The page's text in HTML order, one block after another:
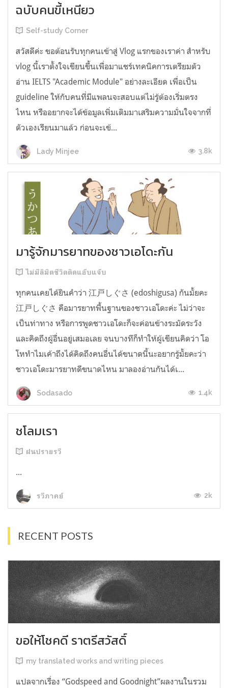
ฉบับคนขี้เหนียว
Self-study Corner
สวัสดีค่ะ ขอต้อนรับทุกคนเข้าสู่ Vlog แรกของเราค่า สำหรับ
vlog นี้เราตั้งใจเขียนขึ้นเพื่อมาแชร์เทคนิคการเตรียมตัว
อ่าน IELTS "Academic Module" อย่างละเอียด เพื่อเป็น
guideline ให้กับคนที่มีแพลนจะสอบแต่ไม่รู้ต้องเริ่มตรง
ไหน หรืออยากจะได้ข้อมูลเพิ่มเติมมาเสริมความมั่นใจจากที่
ตัวเองเรียนมาแล้ว ก่อนจะเข้...
Lady Minjee 3.8k
มารู้จักมารยาทของชาวเอโดะกัน
ไม่มีลิมิตชีวิตติดแอ๊บแจ๊บ
ทุกคนเคยได้ยินคำว่า 江戸しぐさ (edoshigusa) กันมั้ยคะ
江戸しぐさ คือมารยาทพื้นฐานของชาวเอโดะค่ะ ไม่ว่าจะ
เป็นท่าทาง หรือการพูดชาวเอโดะก็จะค่อนข้างระมัดระวัง
และคิดถึงผู้อื่นอยู่เสมอเลย จนบางทีก็ทำให้ผู้เขียนคิดว่า โอ
โหทำไมเค้าถึงได้คิดถึงคนอื่นได้ขนาดนี้นะอยากรู้มั้ยคะว่า
ชาวเอโดะมารยาทดีขนาดไหน มาลองอ่านกันได้เ...
Sodasado 1.4k
ชโลมเรา
ฝนปรายรวี
...
รวีภาคย์ 2k
RECENT POSTS
ขอให้โชคดี ราตรีสวัสดิ์
my translated works and writing pieces
แปลจากเรื่อง “Godspeed and Goodnight”ผลงานในรวม